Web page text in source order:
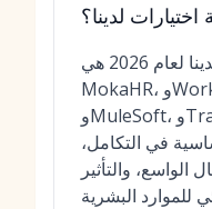
لدينا؟
أفضل خمسة اختيارات لدينا لعام 2026 هي
MokaHR، وWorkato، وBoomi،
وMuleSoft، وTray.io. برزت كل من هذه
في التكامل،
الواسع، والتأثير
للموارد البشرية